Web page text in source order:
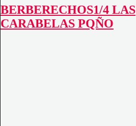
BERBERECHOS1/4 LAS
CARABELAS PQÑO